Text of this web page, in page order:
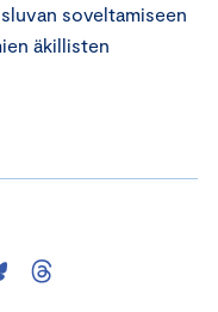
soveltamiseen
äkillisten